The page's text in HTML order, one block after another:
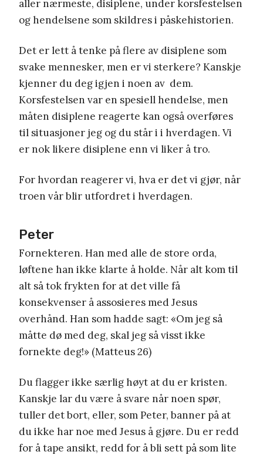
aller nærmeste, disiplene, under korsfestelsen
og hendelsene som skildres i påskehistorien.
Det er lett å tenke på flere av disiplene som
svake mennesker, men er vi sterkere? Kanskje
kjenner du deg igjen i noen av dem.
Korsfestelsen var en spesiell hendelse, men
måten disiplene reagerte kan også overføres
til situasjoner jeg og du står i i hverdagen. Vi
er nok likere disiplene enn vi liker å tro.
For hvordan reagerer vi, hva er det vi gjør, når
troen vår blir utfordret i hverdagen.
Peter
Fornekteren. Han med alle de store orda,
løftene han ikke klarte å holde. Når alt kom til
alt så tok frykten for at det ville få
konsekvenser å assosieres med Jesus
overhånd. Han som hadde sagt: «Om jeg så
måtte dø med deg, skal jeg så visst ikke
fornekte deg!» (Matteus 26)
Du flagger ikke særlig høyt at du er kristen.
Kanskje lar du være å svare når noen spør,
tuller det bort, eller, som Peter, banner på at
du ikke har noe med Jesus å gjøre. Du er redd
for å tape ansikt, redd for å bli sett på som lite